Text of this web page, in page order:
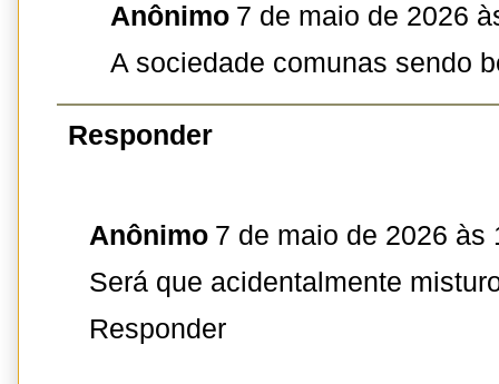
Anônimo 7 de maio de 2026
A sociedade comunas sendo
Responder
Anônimo 7 de maio de 2026 às
Será que acidentalmente
Responder